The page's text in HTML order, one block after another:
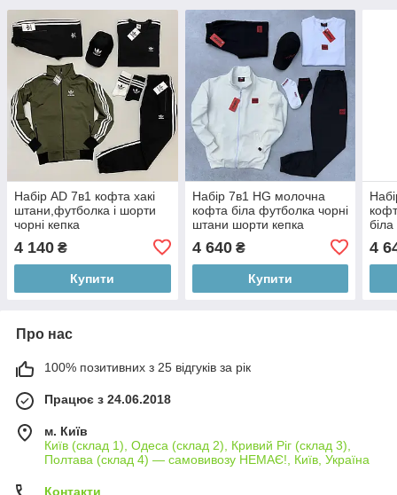
Набір AD 7в1 кофта хакі
штани,футболка і шорти
чорні кепка
4 140 ₴
Купити
Набір 7в1 HG молочна
кофта біла футболка чорні
штани шорти кепка
4 640₴
Купити
4
Про нас
100% позитивних з 25 відгуків за рік
Працює з 24.06.2018
м. Київ
Київ (склад 1), Одеса (склад 2), Кривий Ріг (склад 3),
Полтава (склад 4) — самовивозу НЕМАЄ!, Київ, Україна
Контакти